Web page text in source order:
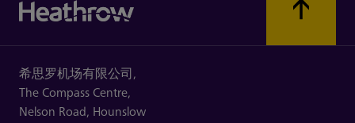
希思罗机场有限公司,
The Compass Centre,
Nelson Road, Hounslow